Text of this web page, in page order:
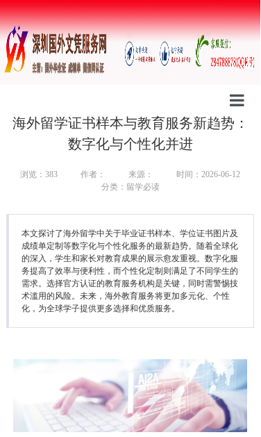
海外留学证书样本与教育服务新趋势：
数字化与个性化并进
浏览：383 作者： 来源：
时间：2026-06-12
分类：留学必读
本文探讨了海外留学中关于毕业证书样本、学位证书图片及
成绩单定制等数字化与个性化服务的最新趋势。随着全球化
的深入，学生和家长对教育成果的展示愈发重视。数字化服
务提高了效率与便利性，而个性化定制则满足了不同学生的
需求。选择官方认证的教育服务机构是关键，同时需警惕技
术滥用的风险。未来，海外教育服务将更加多元化、个性
化，为全球学子提供更多选择和优质服务。
首页
防伪案
定制流